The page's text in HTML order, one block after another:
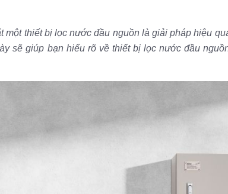
thiết bị lọc nước đầu nguồn là giải pháp hiệu
sẽ giúp bạn hiểu rõ về thiết bị lọc nước đầu